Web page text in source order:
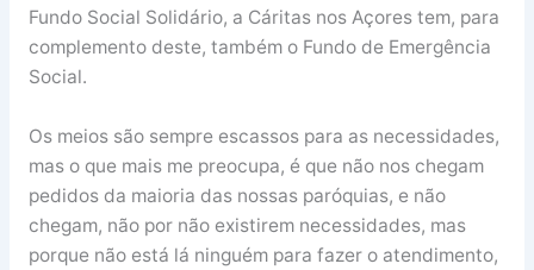
Fundo Social Solidário, a Cáritas nos Açores tem, para
complemento deste, também o Fundo de Emergência
Social.
Os meios são sempre escassos para as necessidades,
mas o que mais me preocupa, é que não nos chegam
pedidos da maioria das nossas paróquias, e não
chegam, não por não existirem necessidades, mas
porque não está lá ninguém para fazer o atendimento,